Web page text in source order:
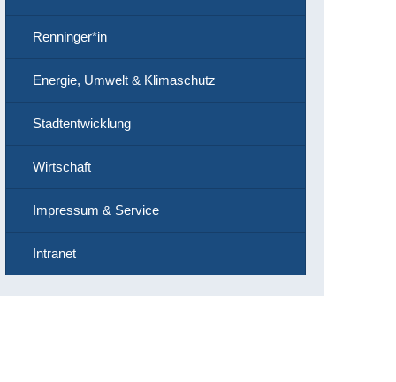
Renninger*in
Energie, Umwelt & Klimaschutz
Stadtentwicklung
Wirtschaft
Impressum & Service
Intranet